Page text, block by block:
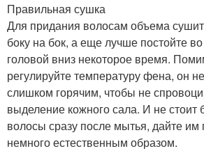
Правильная сушка
Для придания волосам объема
боку на бок, а еще лучше постойте
головой вниз некоторое время.
регулируйте температуру фена, он
слишком горячим, чтобы не
выделение кожного сала. И не стоит
волосы сразу после мытья, дайте им
немного естественным образом.